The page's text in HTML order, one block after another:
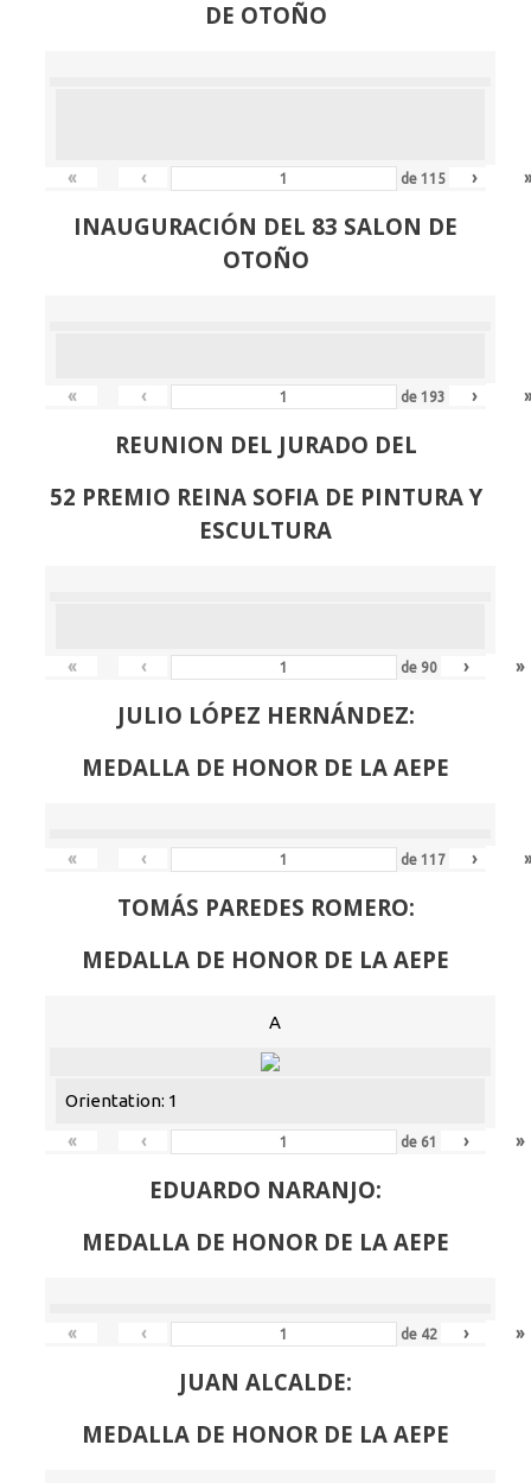
DE OTOÑO
« ‹ de115 ›
INAUGURACIÓN DEL 83 SALON DE
OTOÑO
« ‹ de193 ›
REUNION DEL JURADO DEL
52 PREMIO REINA SOFIA DE PINTURA Y
ESCULTURA
« ‹ de 90 › »
JULIO LÓPEZ HERNÁNDEZ:
MEDALLA DE HONOR DE LA AEPE
« ‹ de117 ›
TOMÁS PAREDES ROMERO:
MEDALLA DE HONOR DE LA AEPE
A
Orientation: 1
«
‹ de 61 › »
EDUARDO NARANJO:
MEDALLA DE HONOR DE LA AEPE
« ‹ de 42 › »
JUAN ALCALDE:
MEDALLA DE HONOR DE LA AEPE